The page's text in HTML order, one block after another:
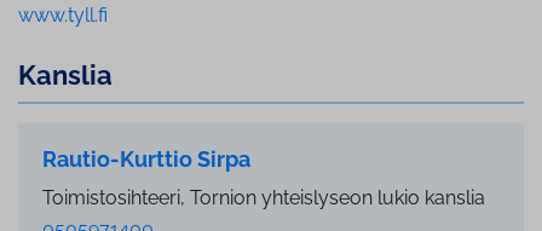
www.tyll.fi
Kanslia
Rautio-Kurttio Sirpa
Toimistosihteeri, Tornion yhteislyseon lukio kanslia